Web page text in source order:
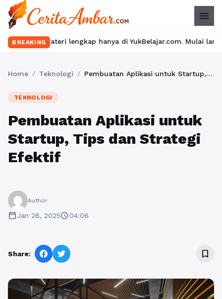
menu
BREAKING
lengkap hanya di YukBelajar.com. Mulai langkah
Home / Teknologi / Pembuatan Aplikasi untuk Startup, Tips dan Strategi Efektif
TEKNOLOGI
Pembuatan Aplikasi untuk
Startup, Tips dan Strategi
Efektif
Author
calendar_todayJan 28, 2025schedule04:06
Share: bookmark_border